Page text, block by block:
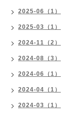
2025-06（1）
2025-03（1）
2024-11（2）
2024-08（3）
2024-06（1）
2024-04（1）
2024-03（1）